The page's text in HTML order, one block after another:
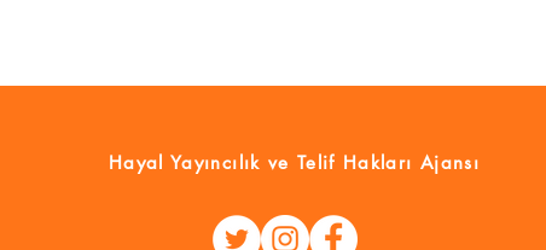
Hayal Yayıncılık ve Telif Hakları Ajansı